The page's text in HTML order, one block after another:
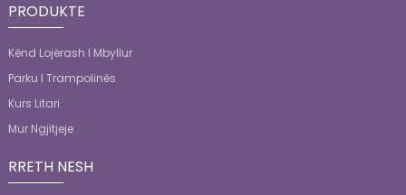
PRODUKTE
Kënd Lojërash I Mbyllur
Parku I Trampolinës
Kurs Litari
Mur Ngjitjeje
RRETH NESH